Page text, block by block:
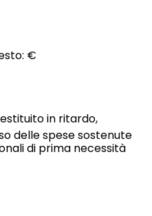
€
in ritardo,
delle spese sostenute
di prima necessità